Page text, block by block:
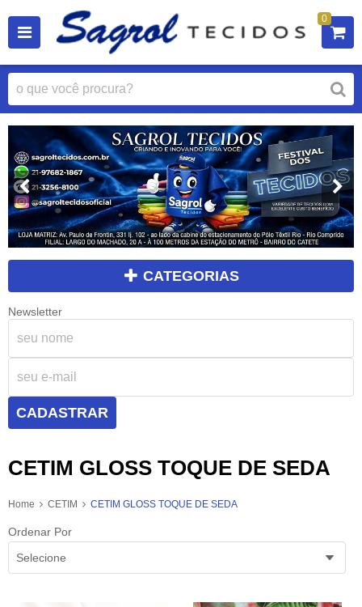
0
CATEGORIAS
Newsletter
CADASTRAR
CETIM GLOSS TOQUE DE SEDA
Home CETIM CETIM GLOSS TOQUE DE SEDA
Ordenar Por
Selecione